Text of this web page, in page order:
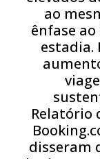
ao
ênfase
estadia.
Relatório
disseram